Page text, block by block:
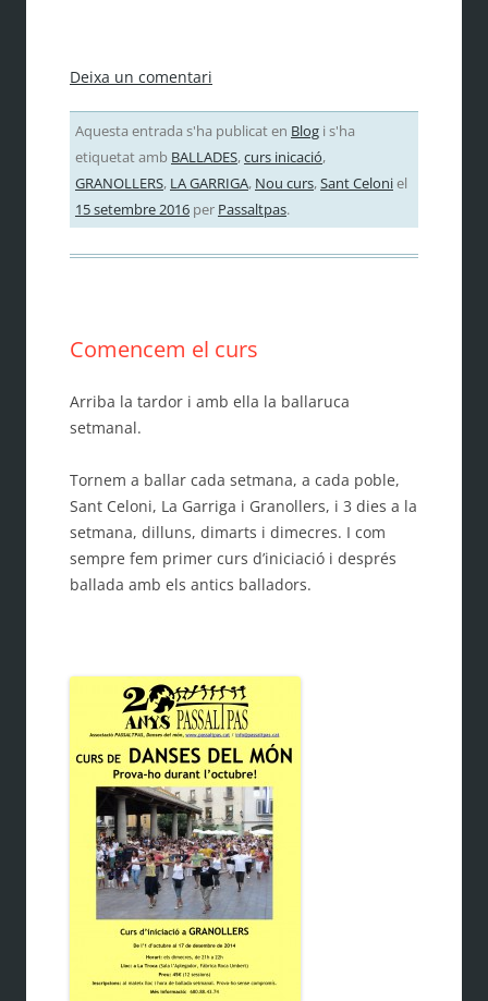
Deixa un comentari
Aquesta entrada s'ha publicat en Blogi s'ha
etiquetat amb BALLADES,curs inicació,
GRANOLLERS, LA GARRIGA, Nou curs,Sant Celoniel
15 setembre 2016per Passaltpas.
Comencem el curs
Arriba la tardor i amb ella la ballaruca
setmanal.
Tornem a ballar cada setmana, a cada poble,
Sant Celoni, La Garriga i Granollers, i 3 dies a la
setmana, dilluns, dimarts i dimecres. I com
sempre fem primer curs d’iniciació i després
ballada amb els antics balladors.